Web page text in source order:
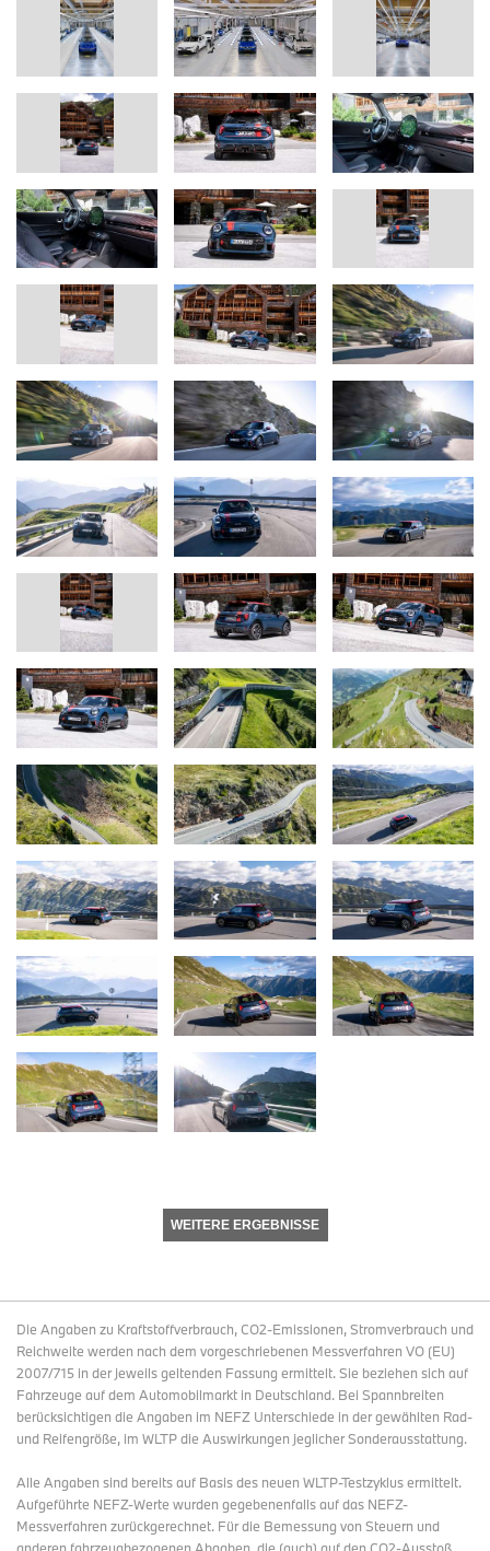
WEITERE ERGEBNISSE
Die Angaben zu Kraftstoffverbrauch, CO2-Emissionen, Stromverbrauch und
Reichweite werden nach dem vorgeschriebenen Messverfahren VO (EU)
2007/715 in der jeweils geltenden Fassung ermittelt. Sie beziehen sich auf
Fahrzeuge auf dem Automobilmarkt in Deutschland. Bei Spannbreiten
berücksichtigen die Angaben im NEFZ Unterschiede in der gewählten Rad-
und Reifengröße, im WLTP die Auswirkungen jeglicher Sonderausstattung.
Alle Angaben sind bereits auf Basis des neuen WLTP-Testzyklus ermittelt.
Aufgeführte NEFZ-Werte wurden gegebenenfalls auf das NEFZ-
Messverfahren zurückgerechnet. Für die Bemessung von Steuern und